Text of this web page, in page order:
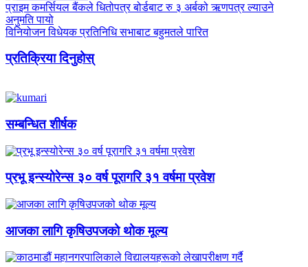
प्राइम कमर्सियल बैंकले धितोपत्र बोर्डबाट रु ३ अर्बको ऋणपत्र ल्याउने
अनुमति पायो
विनियोजन विधेयक प्रतिनिधि सभाबाट बहुमतले पारित
प्रतिक्रिया दिनुहोस्
सम्बन्धित शीर्षक
प्रभू इन्स्योरेन्स ३० वर्ष पूरागरि ३१ वर्षमा प्रवेश
आजका लागि कृषिउपजको थोक मूल्य